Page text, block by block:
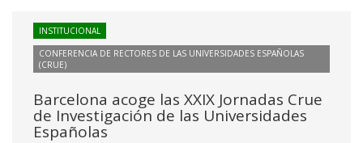
INSTITUCIONAL
CONFERENCIA DE RECTORES DE LAS UNIVERSIDADES ESPAÑOLAS
(CRUE)
Barcelona acoge las XXIX Jornadas Crue
de Investigación de las Universidades
Españolas